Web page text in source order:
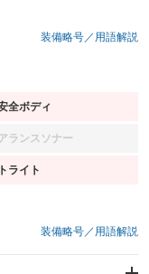
装備略号／用語解説
全ボディ
あり
ランスソナー
なし
ライト
あり
装備略号／用語解説